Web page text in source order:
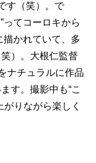
す（笑）。で
ってコーロキから
かれていて、多
）。大根仁監督
ナチュラルに作品
す。撮影中も“こ
りながら楽しく